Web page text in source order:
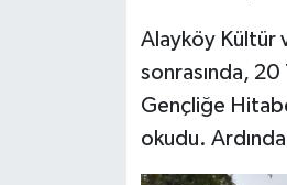
Alayköy Kültür
sonrasında,
Gençliğe
okudu.